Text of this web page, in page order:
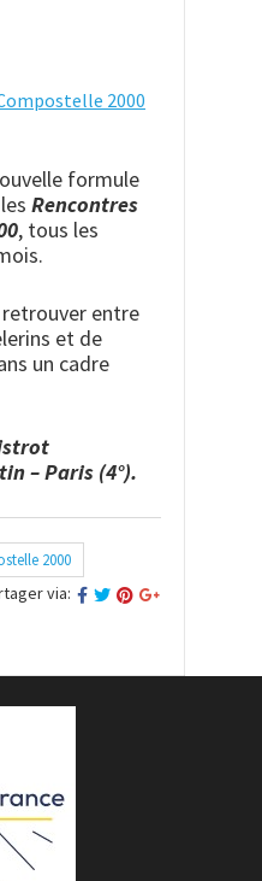
2000
formule
Rencontres
, tous les
retrouver entre
et de
un cadre
– Paris (4°).
2000
via: